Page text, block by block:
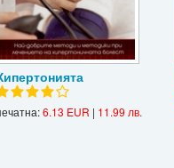
6.13 EUR | 11.99 лв.